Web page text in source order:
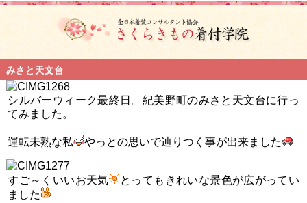
みさと天文台
シルバーウィーク最終日。紀美野町のみさと天文台に行っ
てみました。
運転未熟な私 やっとの思いで辿りつく事が出来ました
すご～くいいお天気
とってもきれいな景色が広がってい
ました